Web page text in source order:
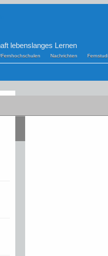
lebenslanges Lernen
Nachrichten